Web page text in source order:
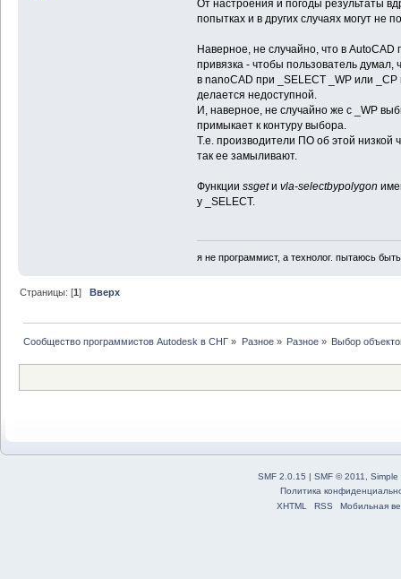
От настроения и погоды результаты
попытках и в других случаях могут не
Наверное, не случайно, что в
привязка - чтобы пользователь думал,
в nanoCAD при _SELECT _WP или _CP
делается недоступной.
И, наверное, не случайно же с _WP
примыкает к контуру выбора.
Т.е. производители ПО об этой низкой
так ее замыливают.
Функции ssgetи vla-selectbypolygon
у _SELECT.
я не программист, а технолог. пытаюсь
Страницы: [1]Вверх
Сообщество программистов Autodesk в СНГ » Разное» Разное» Выбор
SMF 2.0.15 | SMF © 2011
Simple
Политика
XHTML
RSS Мобильная